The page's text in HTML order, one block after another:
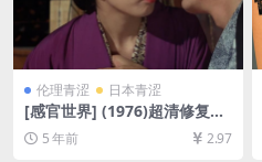
伦理青涩 日本青涩
[感官世界] (1976)超清修复版
[百度网盘+迅雷云盘+夸克网
盘资源1080P未删减][MP4/6.
5 年前 2.97